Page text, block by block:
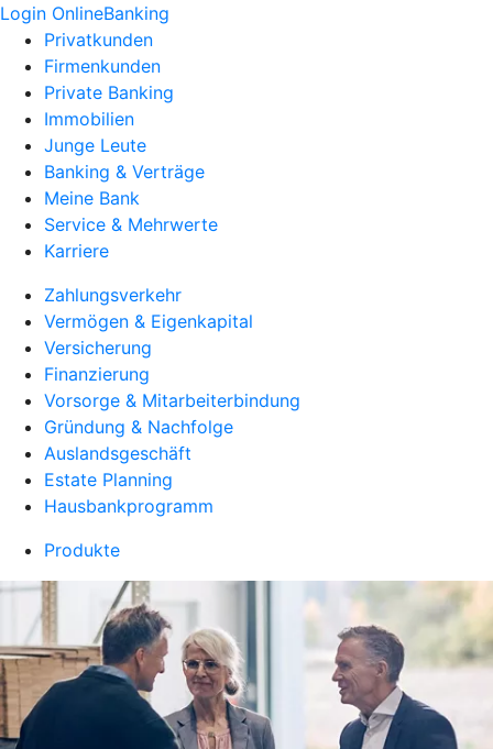
Login OnlineBanking
Privatkunden
Firmenkunden
Private Banking
Immobilien
Junge Leute
Banking & Verträge
Meine Bank
Service & Mehrwerte
Karriere
Zahlungsverkehr
Vermögen & Eigenkapital
Versicherung
Finanzierung
Vorsorge & Mitarbeiterbindung
Gründung & Nachfolge
Auslandsgeschäft
Estate Planning
Hausbankprogramm
Produkte